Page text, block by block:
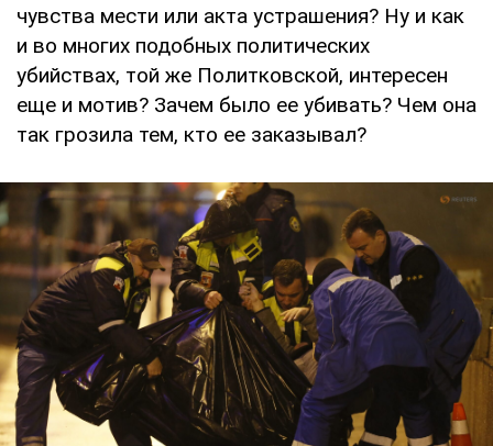
чувства мести или акта устрашения? Ну и как
и во многих подобных политических
убийствах, той же Политковской, интересен
еще и мотив? Зачем было ее убивать? Чем она
так грозила тем, кто ее заказывал?